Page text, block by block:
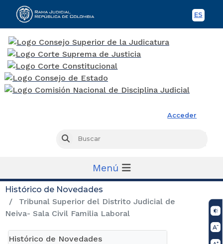
ES
Acceder
Buscar
Menú
Histórico de Novedades
Tribunal Superior del Distrito Judicial de
Neiva- Sala Civil Familia Laboral
Histórico de Novedades